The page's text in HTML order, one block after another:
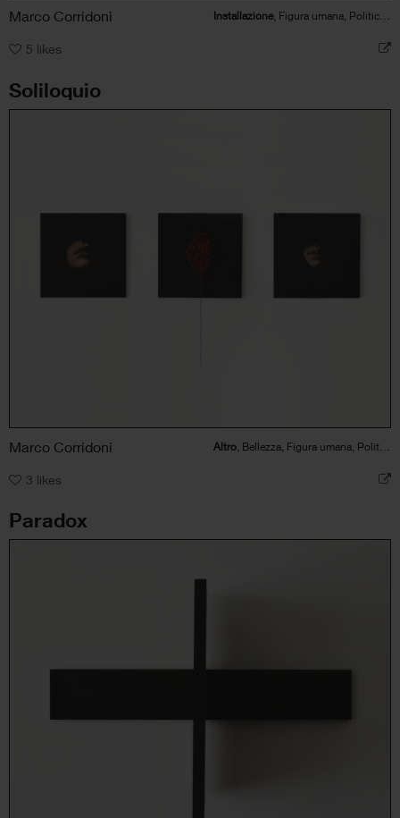
Marco Corridoni Installazione, Figura umana, Politico/Sociale
5 likes
Soliloquio
Marco Corridoni Altro , Bellezza, Figura umana, Politico/Sociale
3 likes
Paradox